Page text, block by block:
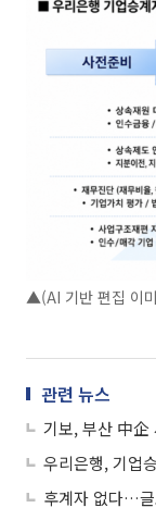
▲(AI 기반 편집 이
관련 뉴스
기보, 부산 中
후계자 없다…글